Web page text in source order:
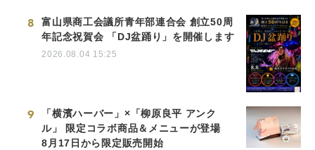
8
富山県商工会議所青年部連合会 創立50周
年記念祝賀会 「DJ盆踊り」を開催します
2026.08.04 15:25
9
「横濱ハーバー」×「柳原良平 アンク
ル」 限定コラボ商品＆メニューが登場
8月17日から限定販売開始